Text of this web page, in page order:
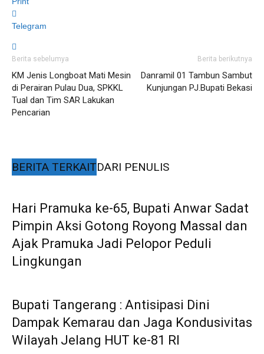
Telegram
Berita sebelumya
KM Jenis Longboat Mati Mesin
di Perairan Pulau Dua, SPKKL
Tual dan Tim SAR Lakukan
Pencarian
Berita berikutnya
Danramil 01 Tambun Sambut
Kunjungan PJ.Bupati Bekasi
BERITA TERKAITDARI PENULIS
Hari Pramuka ke-65, Bupati Anwar Sadat
Pimpin Aksi Gotong Royong Massal dan
Ajak Pramuka Jadi Pelopor Peduli
Lingkungan
Bupati Tangerang : Antisipasi Dini
Dampak Kemarau dan Jaga Kondusivitas
Wilayah Jelang HUT ke-81 RI